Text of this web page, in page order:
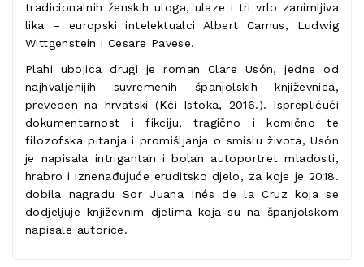
tradicionalnih ženskih uloga, ulaze i tri vrlo zanimljiva
lika – europski intelektualci Albert Camus, Ludwig
Wittgenstein i Cesare Pavese.
Plahi ubojica drugi je roman Clare Usón, jedne od
najhvaljenijih suvremenih španjolskih književnica,
preveden na hrvatski (Kći Istoka, 2016.). Ispreplićući
dokumentarnost i fikciju, tragično i komično te
filozofska pitanja i promišljanja o smislu života, Usón
je napisala intrigantan i bolan autoportret mladosti,
hrabro i iznenađujuće eruditsko djelo, za koje je 2018.
dobila nagradu Sor Juana Inés de la Cruz koja se
dodjeljuje književnim djelima koja su na španjolskom
napisale autorice.